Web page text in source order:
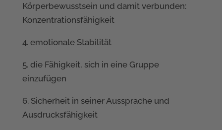
Körperbewusstsein und damit verbunden:
Konzentrationsfähigkeit
4. emotionale Stabilität
5. die Fähigkeit, sich in eine Gruppe
einzufügen
6. Sicherheit in seiner Aussprache und
Ausdrucksfähigkeit